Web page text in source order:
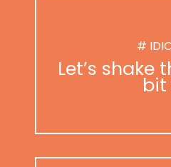
#
Let’s shake
bit